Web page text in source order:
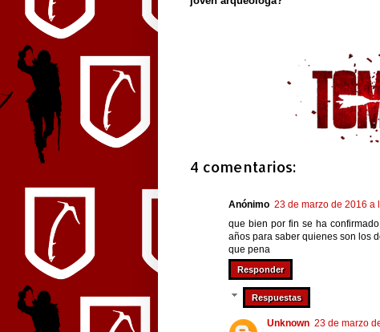
4 comentarios:
Anónimo 23 de marzo de 2016 a
que bien por fin se ha
años para saber quienes son los
que pena
Responder
Respuestas
Unknown 23 de marzo